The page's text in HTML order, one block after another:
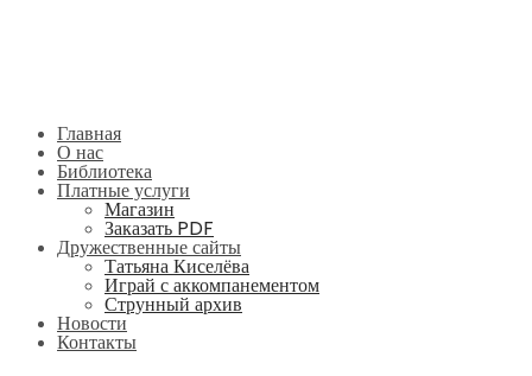
Главная
О нас
Библиотека
Платные услуги
Магазин
Заказать PDF
Дружественные сайты
Татьяна Киселёва
Играй с аккомпанементом
Струнный архив
Новости
Контакты